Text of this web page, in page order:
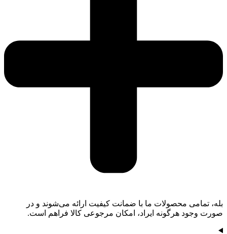
بله، تمامی محصولات ما با ضمانت کیفیت ارائه می‌شوند و در
صورت وجود هرگونه ایراد، امکان مرجوعی کالا فراهم است.